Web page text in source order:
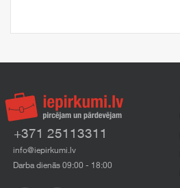
+371 25113311
info@iepirkumi.lv
Darba dienās 09:00 - 18:00